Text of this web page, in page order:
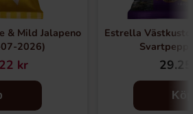
& Mild Jalapeno
2026)
22 kr
Estrella
Köp